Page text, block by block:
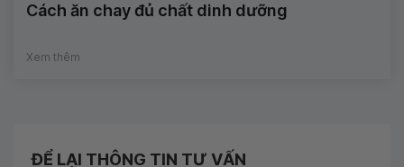
Cách ăn chay đủ chất dinh dưỡng
Xem thêm
ĐỂ LẠI THÔNG TIN TƯ VẤN